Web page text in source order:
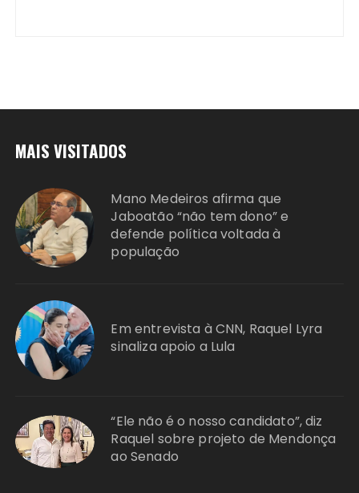
MAIS VISITADOS
Mano Medeiros afirma que
Jaboatão “não tem dono” e
defende política voltada à
população
Em entrevista à CNN, Raquel Lyra
sinaliza apoio a Lula
“Ele não é o nosso candidato”, diz
Raquel sobre projeto de Mendonça
ao Senado